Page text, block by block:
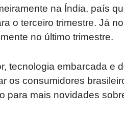
na Índia, país
o terceiro trimestre. Já
no último trimestre.
tecnologia embarcada e
os consumidores
para mais novidades